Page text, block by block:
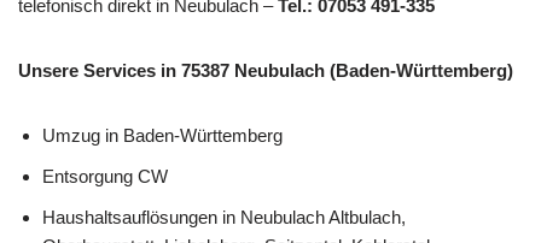
telefonisch direkt in Neubulach –Tel.: 07053 491-335
Unsere Services in 75387 Neubulach (Baden-Württemberg)
Umzug in Baden-Württemberg
Entsorgung CW
Haushaltsauflösungen in Neubulach Altbulach,